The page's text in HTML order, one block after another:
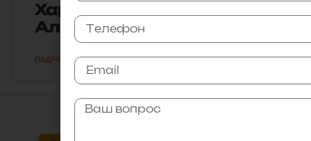
Харитоненко Галина
Александровна
ПОДРОБНЕЕ »